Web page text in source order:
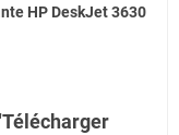
HP DeskJet 3630